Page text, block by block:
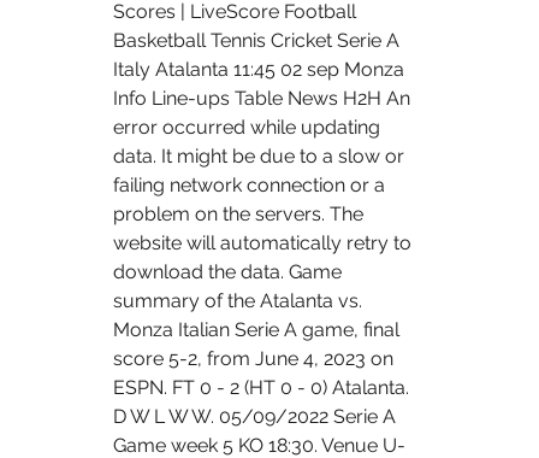
Scores | LiveScore Football
Basketball Tennis Cricket Serie A
Italy Atalanta 11:45 02 sep Monza
Info Line-ups Table News H2H An
error occurred while updating
data. It might be due to a slow or
failing network connection or a
problem on the servers. The
website will automatically retry to
download the data. Game
summary of the Atalanta vs.
Monza Italian Serie A game, final
score 5-2, from June 4, 2023 on
ESPN. FT 0 - 2 (HT 0 - 0) Atalanta.
D W L W W. 05/09/2022 Serie A
Game week 5 KO 18:30. Venue U-